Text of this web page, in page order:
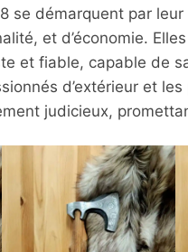
se démarquent par
et d’économie.
et fiable, capable de
d’extérieur et
judicieux,